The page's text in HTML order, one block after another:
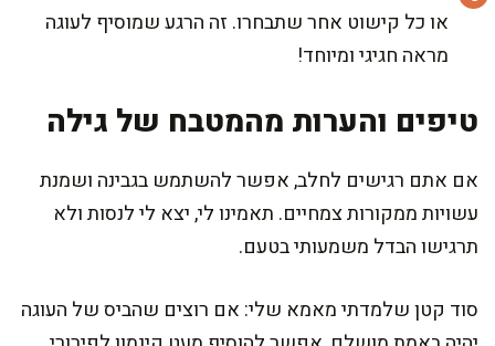
או כל קישוט אחר שתבחרו. זה הרגע שמוסיף לעוגה
מראה חגיגי ומיוחד!
טיפים והערות מהמטבח של גילה
אם אתם רגישים לחלב, אפשר להשתמש בגבינה ושמנת
עשויות ממקורות צמחיים. תאמינו לי, יצא לי לנסות ולא
תרגישו הבדל משמעותי בטעם.
סוד קטן שלמדתי מאמא שלי: אם רוצים שהביס של העוגה